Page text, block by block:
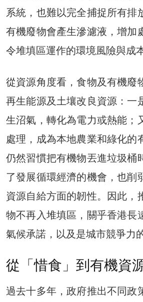
系統，也難以完全捕捉所有排
有機廢物會產生滲濾液，增加
令堆填區運作的環境風險與成
從資源角度看，食物及有機廢
再生能源及土壤改良資源：一
生沼氣，轉化為電力或熱能；
處理，成為本地農業和綠化的
仍然習慣把有機物丟進垃圾桶
了發展循環經濟的機會，也削
資源自給方面的韌性。因此，
物不再入堆填區，關乎香港長
氣候承諾，以及是城市競爭力
從「惜食」到有機資
過去十多年，政府推出不同政